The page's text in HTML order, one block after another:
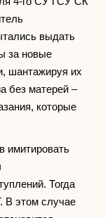
выдать
за новые
шантажируя их
без матерей –
которые
имитировать
Тогда
В этом случае